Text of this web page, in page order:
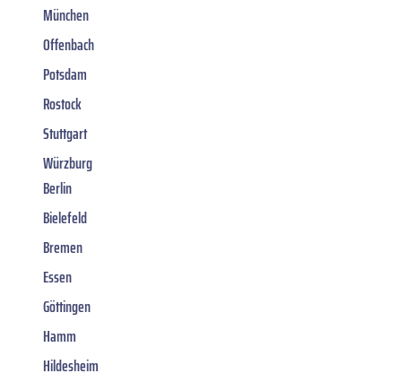
München
Offenbach
Potsdam
Rostock
Stuttgart
Würzburg
Berlin
Bielefeld
Bremen
Essen
Göttingen
Hamm
Hildesheim